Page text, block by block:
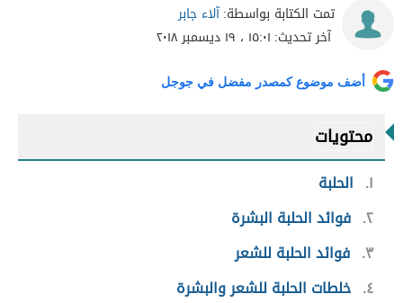
تمت الكتابة بواسطة:آلاء جابر
آخر تحديث: ١٥:٠١ ، ١٩ ديسمبر ٢٠١٨
أضف موضوع كمصدر مفضل في جوجل
محتويات
١
الحلبة
٢ فوائد الحلبة البشرة
٣ فوائد الحلبة للشعر
٤ خلطات الحلبة للشعر والبشرة